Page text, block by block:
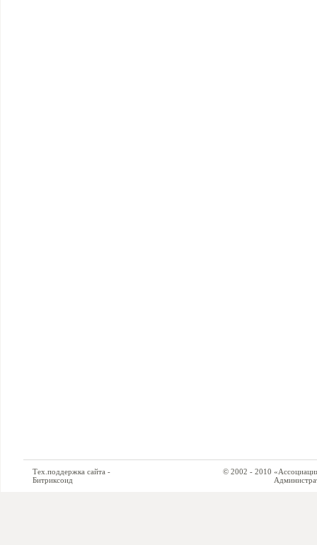
Тех.поддержка сайта -
Битриксоид
© 2002 - 2010 «Ассоциация